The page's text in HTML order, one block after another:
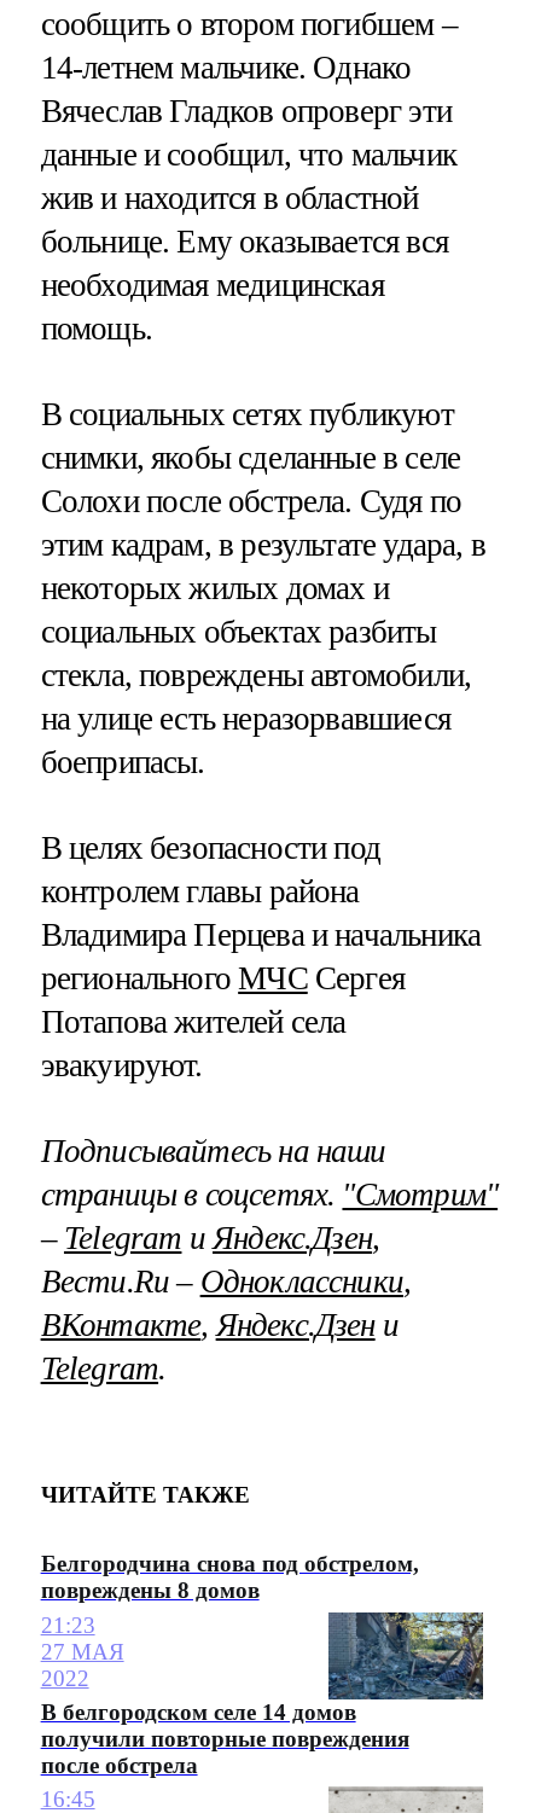
сообщить о втором погибшем –
14-летнем мальчике. Однако
Вячеслав Гладков опроверг эти
данные и сообщил, что мальчик
жив и находится в областной
больнице. Ему оказывается вся
необходимая медицинская
помощь.⠀
В социальных сетях публикуют
снимки, якобы сделанные в селе
Солохи после обстрела. Судя по
этим кадрам, в результате удара, в
некоторых жилых домах и
социальных объектах разбиты
стекла, повреждены автомобили,
на улице есть неразорвавшиеся
боеприпасы.
В целях безопасности под
контролем главы района
Владимира Перцева и начальника
региональногоМЧССергея
Потапова жителей села
эвакуируют.
Подписывайтесь на наши
страницы в соцсетях. "Смотрим"
– Telegram иЯндекс.Дзен,
Вести.Ru – Одноклассники,
ВКонтакте,Яндекс.Дзени
Telegram.
ЧИТАЙТЕ ТАКЖЕ
Белгородчина снова под обстрелом,
повреждены 8 домов
21:23
27 МАЯ
2022
В белгородском селе 14 домов
получили повторные повреждения
после обстрела
16:45